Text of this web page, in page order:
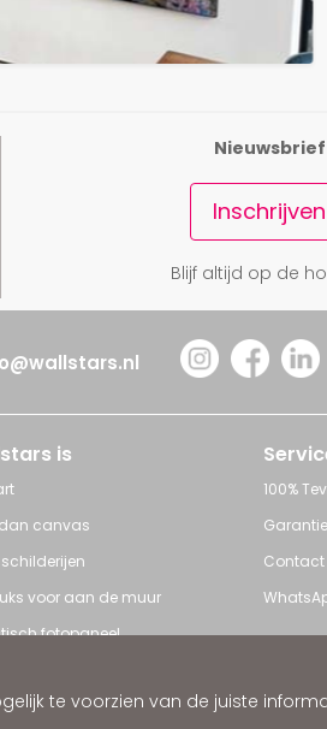
te voorzien van de juiste
Nieuwsbrief
Inschrijven
Blijf altijd op de
is
canvas
voor aan de muur
fotopaneel
100%
Contact